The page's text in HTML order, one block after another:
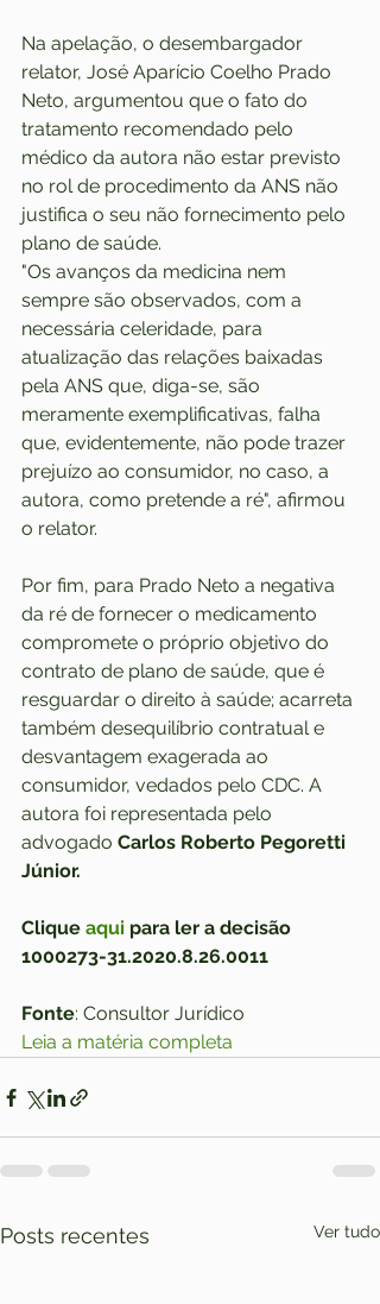
Na apelação, o desembargador
relator, José Aparício Coelho Prado
Neto, argumentou que o fato do
tratamento recomendado pelo
médico da autora não estar previsto
no rol de procedimento da ANS não
justifica o seu não fornecimento pelo
plano de saúde.
"Os avanços da medicina nem
sempre são observados, com a
necessária celeridade, para
atualização das relações baixadas
pela ANS que, diga-se, são
meramente exemplificativas, falha
que, evidentemente, não pode trazer
prejuízo ao consumidor, no caso, a
autora, como pretende a ré", afirmou
o relator.
Por fim, para Prado Neto a negativa
da ré de fornecer o medicamento
compromete o próprio objetivo do
contrato de plano de saúde, que é
resguardar o direito à saúde; acarreta
também desequilíbrio contratual e
desvantagem exagerada ao
consumidor, vedados pelo CDC. A
autora foi representada pelo
advogado Carlos Roberto Pegoretti
Júnior.
Clique aqui para ler a decisão
1000273-31.2020.8.26.0011
Fonte: Consultor Jurídico
Leia a matéria completa
Posts recentes Ver tudo